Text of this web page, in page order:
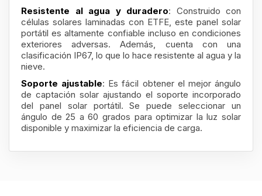
Resistente al agua y duradero: Construido con
células solares laminadas con ETFE, este panel solar
portátil es altamente confiable incluso en condiciones
exteriores adversas. Además, cuenta con una
clasificación IP67, lo que lo hace resistente al agua y la
nieve.
Soporte ajustable: Es fácil obtener el mejor ángulo
de captación solar ajustando el soporte incorporado
del panel solar portátil. Se puede seleccionar un
ángulo de 25 a 60 grados para optimizar la luz solar
disponible y maximizar la eficiencia de carga.